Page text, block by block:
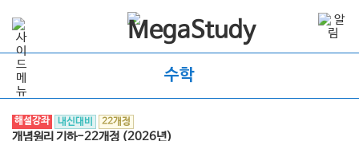
수학
해설강좌 내신대비 22개정
개념원리 기하-22개정 (2026년)